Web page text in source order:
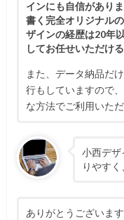
インにも自信があり
書く完全オリジナル
ザインの経歴は20年
してお任せいただけ
また、データ納品だ
行もしていますので
な方法でご利用いた
小西デザ
りやすく
ありがとうございます